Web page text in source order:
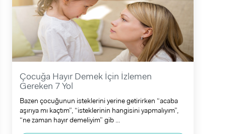
Çocuğa Hayır Demek İçin İzlemen
Gereken 7 Yol
Bazen çocuğunun isteklerini yerine getirirken “acaba
aşırıya mı kaçtım”, “isteklerinin hangisini yapmalıyım”,
“ne zaman hayır demeliyim” gib ...